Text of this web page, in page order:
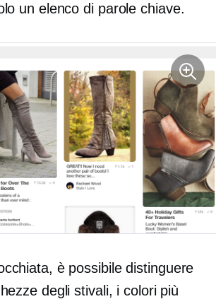
un elenco di parole chiave.
è possibile distinguere
degli stivali, i colori più